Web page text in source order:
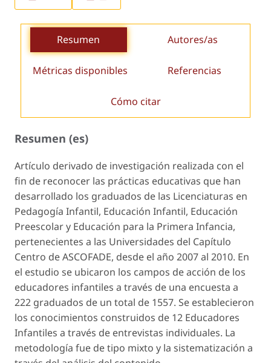
Resumen Autores/as
Métricas disponibles Referencias
Cómo citar
Resumen (es)
Artículo derivado de investigación realizada con el
fin de reconocer las prácticas educativas que han
desarrollado los graduados de las Licenciaturas en
Pedagogía Infantil, Educación Infantil, Educación
Preescolar y Educación para la Primera Infancia,
pertenecientes a las Universidades del Capítulo
Centro de ASCOFADE, desde el año 2007 al 2010. En
el estudio se ubicaron los campos de acción de los
educadores infantiles a través de una encuesta a
222 graduados de un total de 1557. Se establecieron
los conocimientos construidos de 12 Educadores
Infantiles a través de entrevistas individuales. La
metodología fue de tipo mixto y la sistematización a